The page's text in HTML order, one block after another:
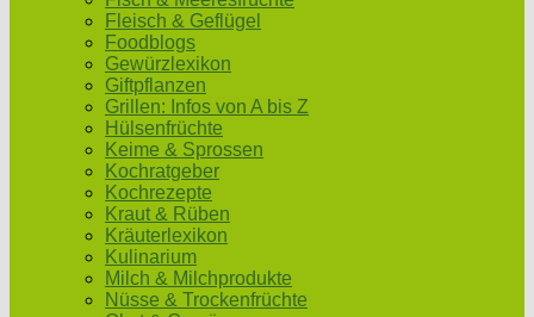
Fleisch & Geflügel
Foodblogs
Gewürzlexikon
Giftpflanzen
Grillen: Infos von A bis Z
Hülsenfrüchte
Keime & Sprossen
Kochratgeber
Kochrezepte
Kraut & Rüben
Kräuterlexikon
Kulinarium
Milch & Milchprodukte
Nüsse & Trockenfrüchte